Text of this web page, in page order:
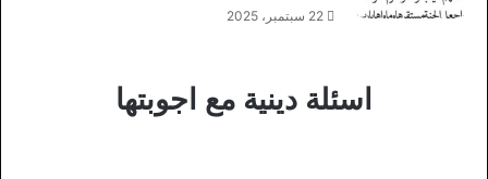
22 سبتمبر، 2025
اسئلة دينية مع اجوبتها